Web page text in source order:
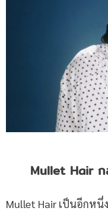
Mullet Hair
Mullet Hair เป็นอีกหนึ่